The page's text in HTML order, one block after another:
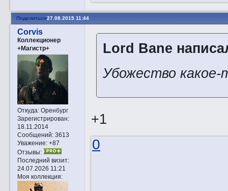
Поделиться27.08.2015 11:44
Corvis
Коллекционер
+Магистр+
Откуда:Оренбург
Зарегистрирован:
18.11.2014
Сообщений:3613
Уважение: +87
Отзывы:
Последний визит:
24.07.2026 11:21
Моя коллекция:
Lord Bane
Убожество
+1
0